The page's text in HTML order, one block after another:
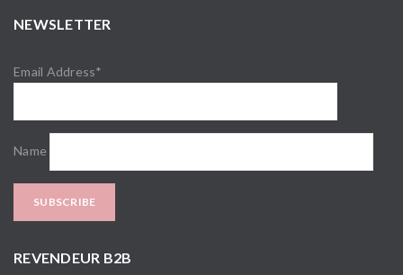
NEWSLETTER
Email Address*
Name
REVENDEUR B2B